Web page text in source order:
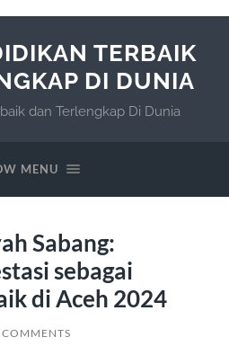
TERBAIK
DI DUNIA
dan Terlengkap Di Dunia
MENU
Sabang:
sebagai
di Aceh 2024